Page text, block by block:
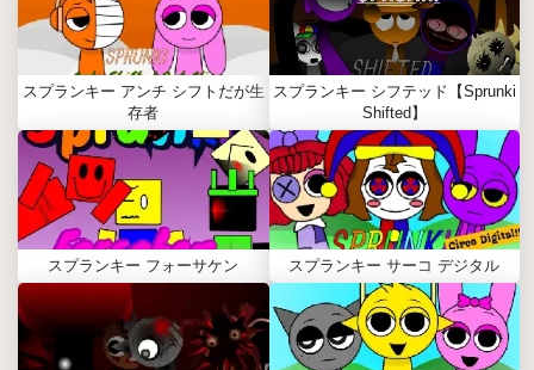
スプランキー アンチ シフトだが生
存者
スプランキー シフテッド【Sprunki
Shifted】
スプランキー フォーサケン スプランキー サーコ デジタル